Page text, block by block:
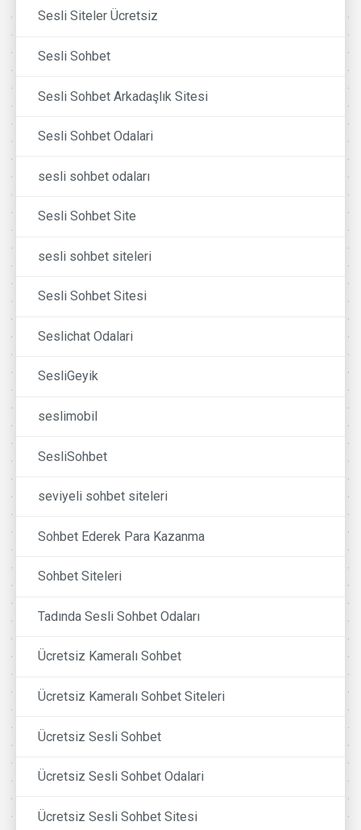
Sesli Siteler Ücretsiz
Sesli Sohbet
Sesli Sohbet Arkadaşlık Sitesi
Sesli Sohbet Odalari
sesli sohbet odaları
Sesli Sohbet Site
sesli sohbet siteleri
Sesli Sohbet Sitesi
Seslichat Odalari
SesliGeyik
seslimobil
SesliSohbet
seviyeli sohbet siteleri
Sohbet Ederek Para Kazanma
Sohbet Siteleri
Tadında Sesli Sohbet Odaları
Ücretsiz Kameralı Sohbet
Ücretsiz Kameralı Sohbet Siteleri
Ücretsiz Sesli Sohbet
Ücretsiz Sesli Sohbet Odalari
Ücretsiz Sesli Sohbet Sitesi